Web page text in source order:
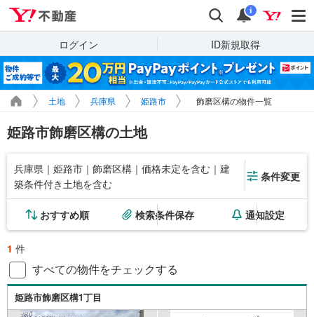
検索 通知
i
ログイン ID新規取得
土地 兵庫県 姫路市 飾磨区構の物件一覧
姫路市飾磨区構の土地
兵庫県｜姫路市｜飾磨区構｜価格未定を含む｜建
築条件付き土地を含む
条件変更
おすすめ順 検索条件保存 通知設定
1 件
すべての物件をチェックする
姫路市飾磨区構1丁目